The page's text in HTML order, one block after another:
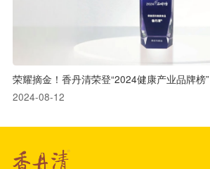
荣耀摘金！香丹清荣登“2024健康产业品牌榜”
2024-08-12